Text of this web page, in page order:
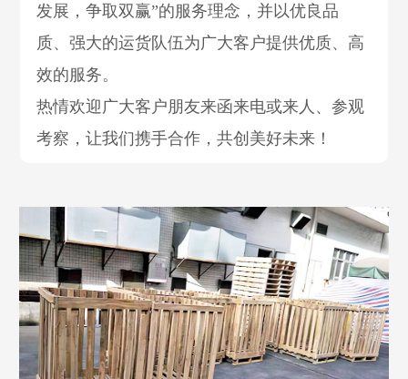
发展，争取双赢”的服务理念，并以优良品
质、强大的运货队伍为广大客户提供优质、高
效的服务。
热情欢迎广大客户朋友来函来电或来人、参观
考察，让我们携手合作，共创美好未来！